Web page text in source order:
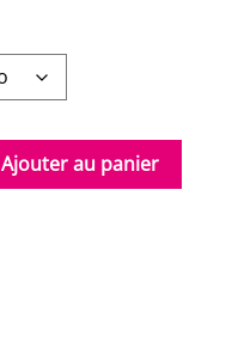
Ajouter au panier